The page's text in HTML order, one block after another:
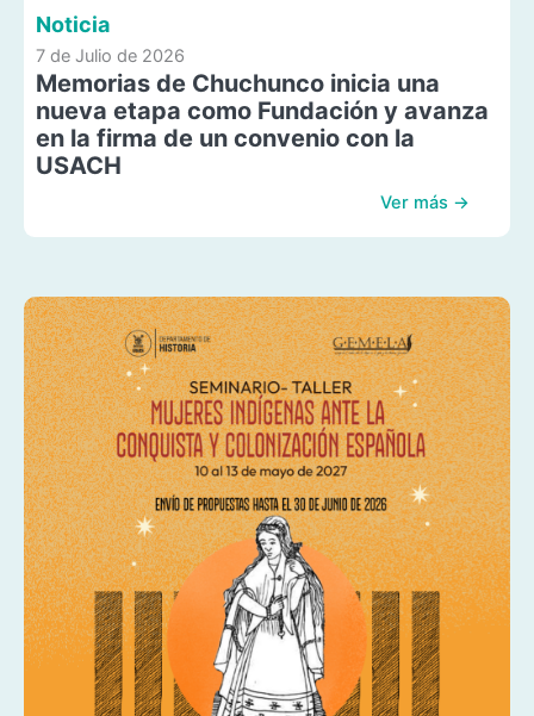
Noticia
7 de Julio de 2026
Memorias de Chuchunco inicia una
nueva etapa como Fundación y avanza
en la firma de un convenio con la
USACH
Ver más →